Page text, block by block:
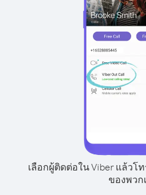
เลือกผู้ติดต่อใน Viber แล้ว
ของพวก